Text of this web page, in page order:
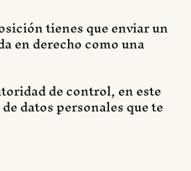
tienes que enviar un
en derecho como una
de control, en este
datos personales que te